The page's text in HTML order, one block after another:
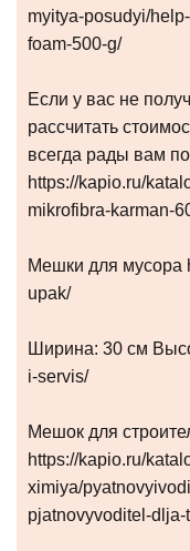
myitya-posudyi/
foam-500-g/
Если у вас не
рассчитать
всегда рады вам
https://kapio.ru/
mikrofibra-karman-
Мешки для мусора
upak/
Ширина: 30 см
i-servis/
Мешок для
https://kapio.ru/
ximiya/
pjatnovyvoditel-